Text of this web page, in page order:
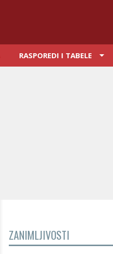
RASPOREDI I TABELE
ZANIMLJIVOSTI